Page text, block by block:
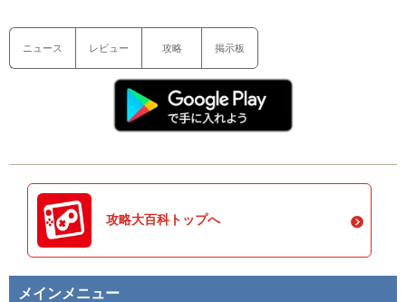
ニュース レビュー 攻略 掲示板
攻略大百科トップへ
メインメニュー